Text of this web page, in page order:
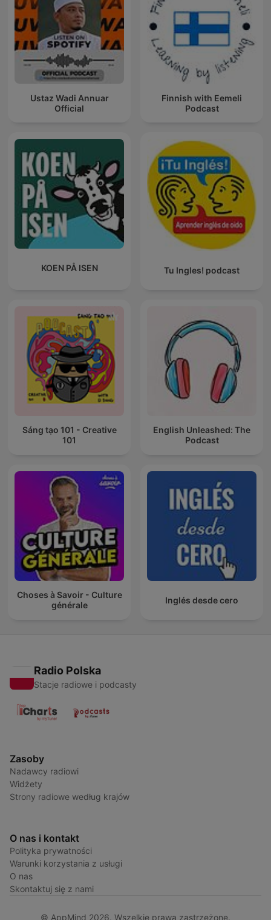
Ustaz Wadi Annuar
Official
Finnish with Eemeli
Podcast
KOEN PÅ ISEN Tu Ingles! podcast
Sáng tạo 101 - Creative
101
English Unleashed: The
Podcast
Choses à Savoir - Culture
générale
Inglés desde cero
Radio Polska
Stacje radiowe i podcasty
Zasoby
Nadawcy radiowi
Widżety
Strony radiowe według krajów
O nas i kontakt
Polityka prywatności
Warunki korzystania z usługi
O nas
Skontaktuj się z nami
© AppMind 2026. Wszelkie prawa zastrzeżone.